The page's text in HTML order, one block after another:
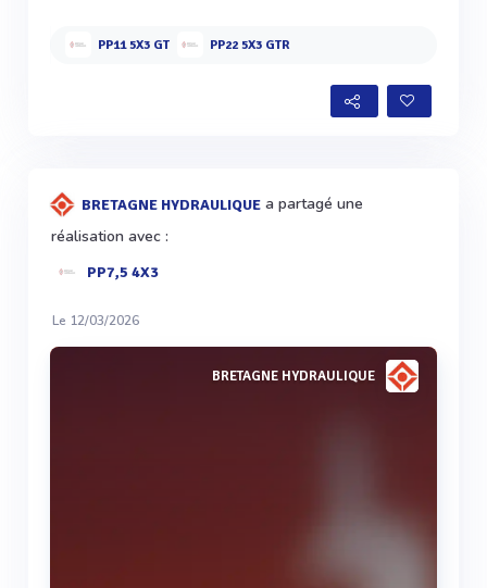
PP11 5X3 GT PP22 5X3 GTR
BRETAGNE HYDRAULIQUE a partagé une
réalisation avec :
PP7,5 4X3
Le 12/03/2026
BRETAGNE HYDRAULIQUE